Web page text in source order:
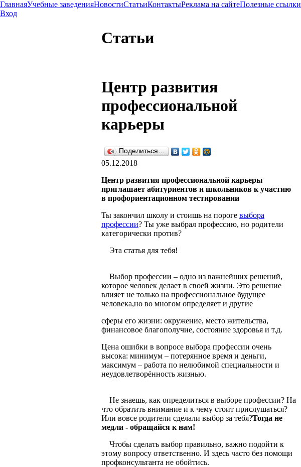
ГлавнаяУчебные заведенияНовостиСтатьиКонтактыРеклама на сайтеПолезные ссылки
Вход
Статьи
Центр развития
профессиональной
карьеры
Поделиться…
05.12.2018
Центр развития профессиональной карьеры
приглашает абитуриентов и школьников к участию
в профориентационном тестировании
Ты закончил школу и стоишь на пороге выбора
профессии? Ты уже выбрал профессию, но родители
категорически против?
Эта статья для тебя!
Выбор профессии – одно из важнейших решений,
которое человек делает в своей жизни. Это решение
влияет не только на профессиональное будущее
человека,но во многом определяет и другие
сферы его жизни: окружение, место жительства,
финансовое благополучие, состояние здоровья и т.д.
Цена ошибки в вопросе выбора профессии очень
высока: минимум – потерянное время и деньги,
максимум – работа по нелюбимой специальности и
неудовлетворённость жизнью.
Не знаешь, как определиться в выборе профессии? На
что обратить внимание и к чему стоит прислушаться?
Или вовсе родители сделали выбор за тебя?Тогда не
медли - обращайся к нам!
Чтобы сделать выбор правильно, важно подойти к
этому вопросу ответственно. И здесь часто без помощи
профконсультанта не обойтись.